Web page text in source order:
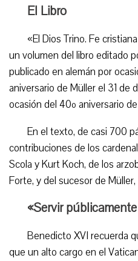
El Libro
«El Dios Trino. Fe
un volumen del libro editado
publicado en alemán por
aniversario de Müller el 31 de
ocasión del 40º aniversario
En el texto, de casi 700
contribuciones de los
Scola y Kurt Koch, de los
Forte, y del sucesor de Müller,
«Servir
Benedicto XVI recuerda
que un alto cargo en el